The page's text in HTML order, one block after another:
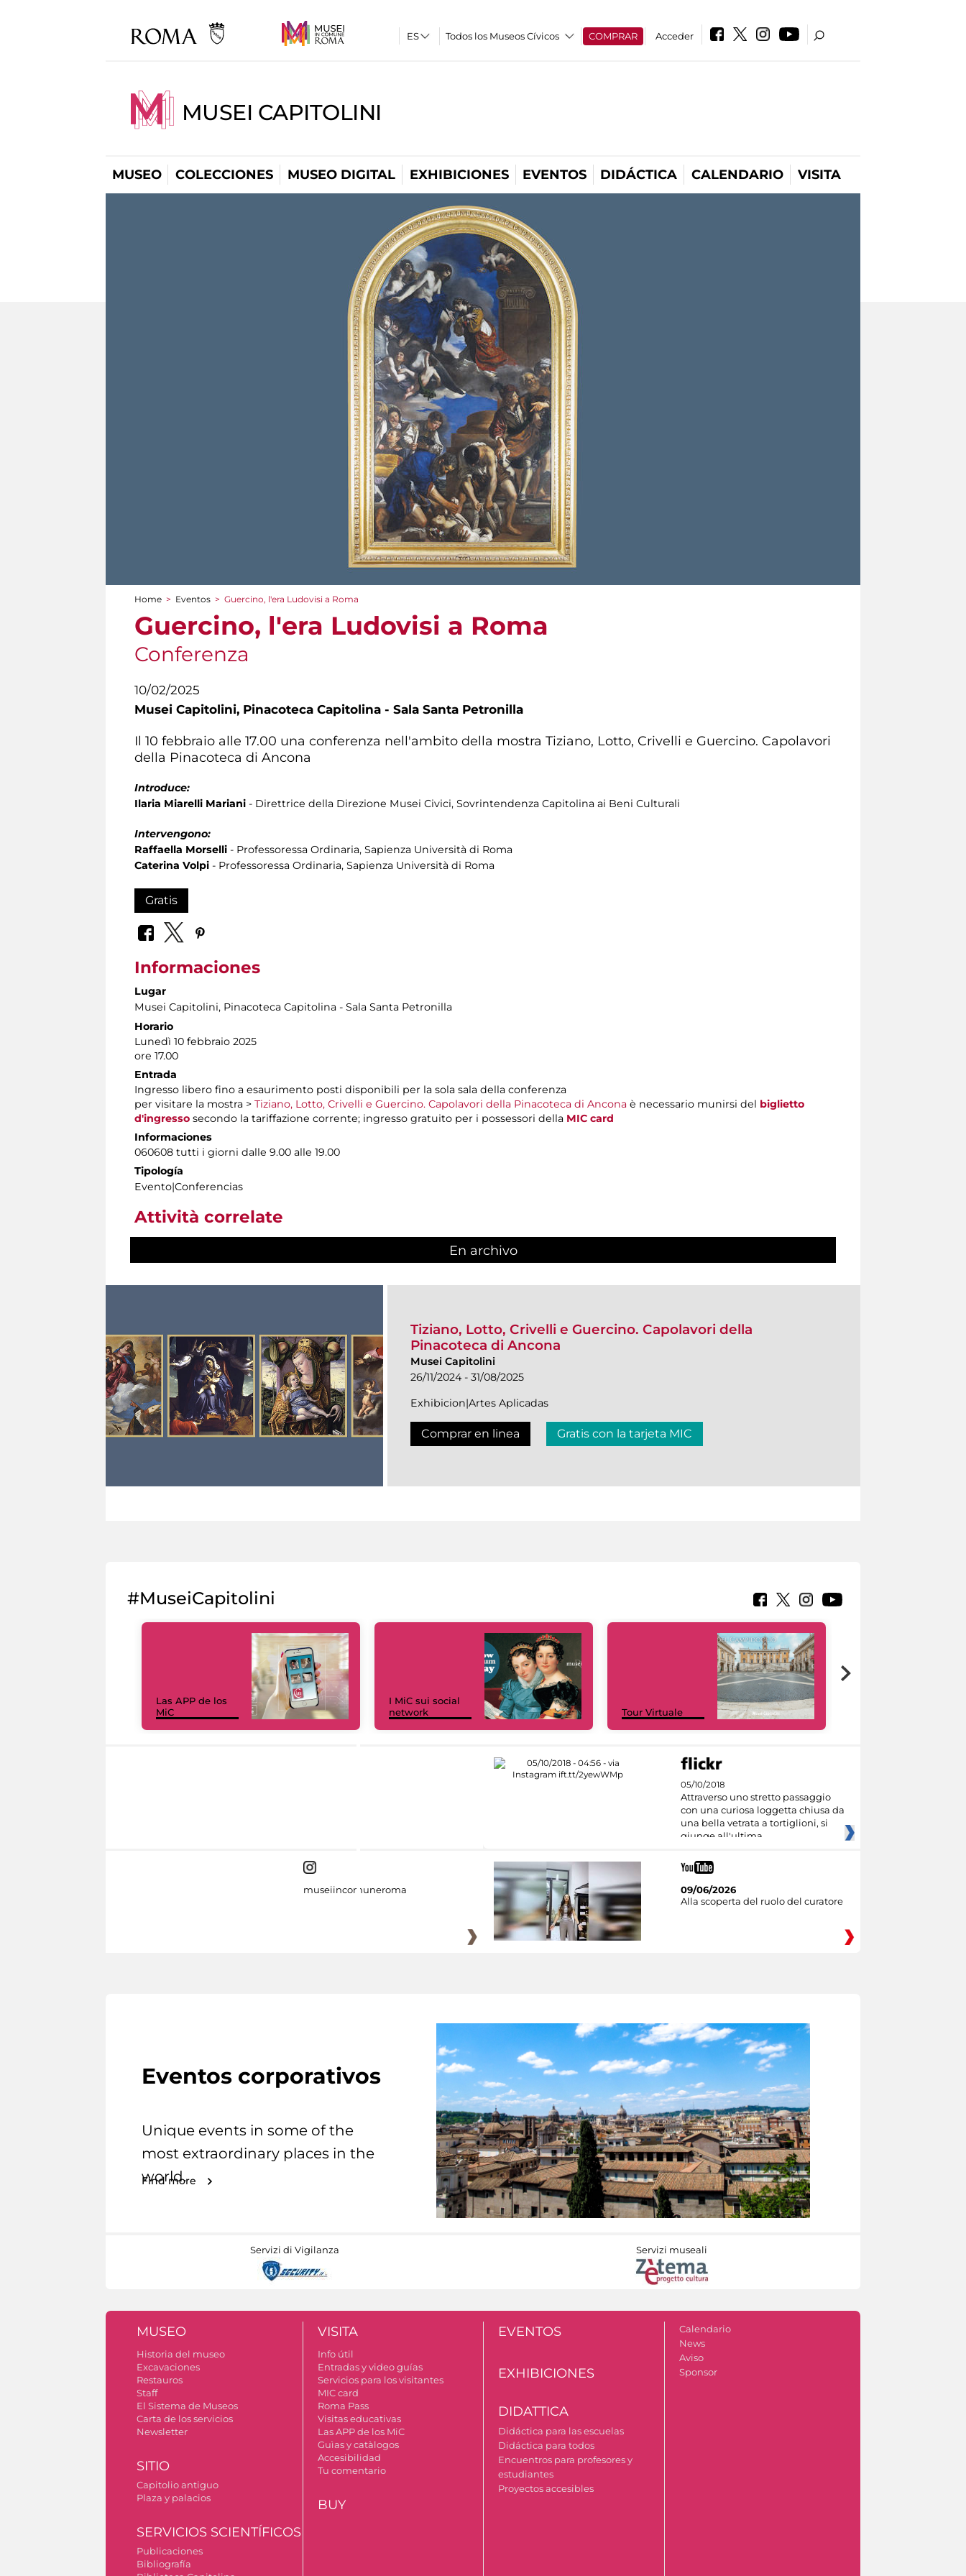
Todos los Museos Cívicos COMPRAR Acceder
MUSEI CAPITOLINI
MUSEO COLECCIONES MUSEO DIGITAL EXHIBICIONES EVENTOS DIDÁCTICA CALENDARIO VISITA
You are here
Home > Eventos > Guercino, l'era Ludovisi a Roma
Guercino, l'era Ludovisi a Roma
Conferenza
10/02/2025
Musei Capitolini, Pinacoteca Capitolina - Sala Santa Petronilla
Il 10 febbraio alle 17.00 una conferenza nell'ambito della mostra Tiziano, Lotto, Crivelli e Guercino. Capolavori
della Pinacoteca di Ancona
Introduce:
Ilaria Miarelli Mariani - Direttrice della Direzione Musei Civici, Sovrintendenza Capitolina ai Beni Culturali
Intervengono:
Raffaella Morselli - Professoressa Ordinaria, Sapienza Università di Roma
Caterina Volpi - Professoressa Ordinaria, Sapienza Università di Roma
Gratis
Informaciones
Lugar
Musei Capitolini, Pinacoteca Capitolina - Sala Santa Petronilla
Horario
Lunedì 10 febbraio 2025
ore 17.00
Entrada
Ingresso libero fino a esaurimento posti disponibili per la sola sala della conferenza
per visitare la mostra > Tiziano, Lotto, Crivelli e Guercino. Capolavori della Pinacoteca di Ancona è necessario munirsi del biglietto
d'ingresso secondo la tariffazione corrente; ingresso gratuito per i possessori della MIC card
Informaciones
060608 tutti i giorni dalle 9.00 alle 19.00
Tipología
Evento|Conferencias
Attività correlate
En archivo
Tiziano, Lotto, Crivelli e Guercino. Capolavori della
Pinacoteca di Ancona
Musei Capitolini
26/11/2024 - 31/08/2025
Exhibicion|Artes Aplicadas
Comprar en linea Gratis con la tarjeta MIC
#MuseiCapitolini
Las APP de los
MiC
I MiC sui social
network
Tour Virtuale
05/10/2018
Attraverso uno stretto passaggio
con una curiosa loggetta chiusa da
una bella vetrata a tortiglioni, si
giunge all'ultima
museiincomuneroma
09/06/2026
Alla scoperta del ruolo del curatore
Eventos corporativos
Unique events in some of the
most extraordinary places in the
world.
Find more
Servizi di Vigilanza Servizi museali
MUSEO
Historia del museo
Excavaciones
Restauros
Staff
El Sistema de Museos
Carta de los servicios
Newsletter
SITIO
Capitolio antiguo
Plaza y palacios
SERVICIOS SCIENTÍFICOS
Publicaciones
Bibliografía
VISITA
Info útil
Entradas y video guías
Servicios para los visitantes
MIC card
Roma Pass
Visitas educativas
Las APP de los MiC
Guìas y catàlogos
Accesibilidad
Tu comentario
BUY
EVENTOS
EXHIBICIONES
DIDATTICA
Didáctica para las escuelas
Didáctica para todos
Encuentros para profesores y
estudiantes
Proyectos accesibles
Calendario
News
Aviso
Sponsor